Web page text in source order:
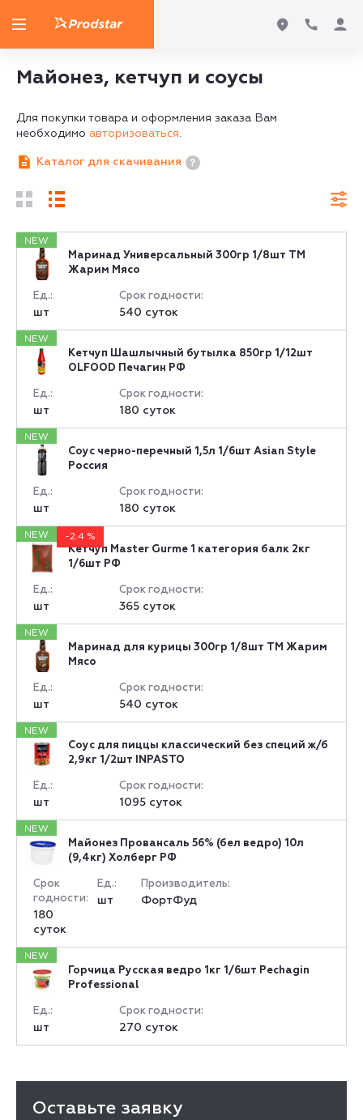
Майонез, кетчуп и соусы
Для покупки товара и оформления заказа Вам
необходимо авторизоваться.
Каталог для скачивания
NEW
Маринад Универсальный 300гр 1/8шт ТМ
Жарим Мясо
Срок годности:
540 суток
Ед.:
шт
NEW
Кетчуп Шашлычный бутылка 850гр 1/12шт
OLFOOD Печагин РФ
Срок годности:
180 суток
Ед.:
шт
NEW
Соус черно-перечный 1,5л 1/6шт Asian Style
Россия
Срок годности:
180 суток
Ед.:
шт
NEW -2.4 %
Кетчуп Master Gurme 1 категория балк 2кг
1/6шт РФ
Срок годности:
365 суток
Ед.:
шт
NEW
Маринад для курицы 300гр 1/8шт ТМ Жарим
Мясо
Срок годности:
540 суток
Ед.:
шт
NEW
Соус для пиццы классический без специй ж/б
2,9кг 1/2шт INPASTO
Срок годности:
1095 суток
Ед.:
шт
NEW
Майонез Провансаль 56% (бел ведро) 10л
(9,4кг) Холберг РФ
Производитель:
ФортФуд
Срок
годности:
180
суток
Ед.:
шт
NEW
Горчица Русская ведро 1кг 1/6шт Pechagin
Professional
Срок годности:
270 суток
Ед.:
шт
Оставьте заявку